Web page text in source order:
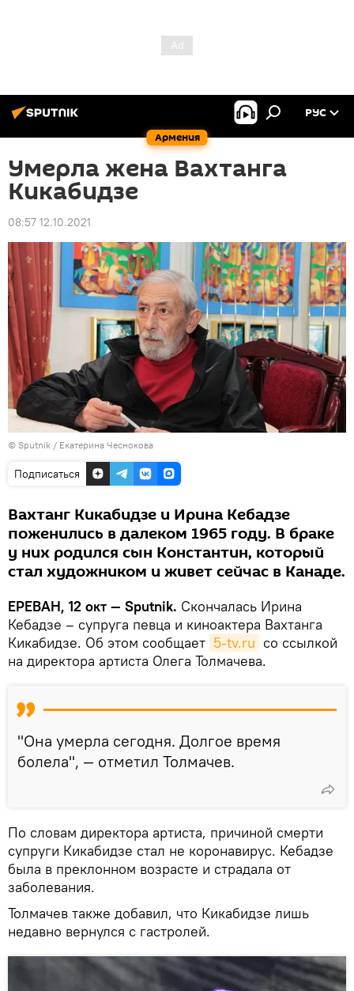
Армения
РУС
Умерла жена Вахтанга
Кикабидзе
08:57 12.10.2021
© Sputnik / Екатерина Чеснокова
Подписаться
Вахтанг Кикабидзе и Ирина Кебадзе
поженились в далеком 1965 году. В браке
у них родился сын Константин, который
стал художником и живет сейчас в Канаде.
ЕРЕВАН, 12 окт — Sputnik. Скончалась Ирина
Кебадзе – супруга певца и киноактера Вахтанга
Кикабидзе. Об этом сообщает 5-tv.ru со ссылкой
на директора артиста Олега Толмачева.
"Она умерла сегодня. Долгое время
болела", — отметил Толмачев.
По словам директора артиста, причиной смерти
супруги Кикабидзе стал не коронавирус. Кебадзе
была в преклонном возрасте и страдала от
заболевания.
Толмачев также добавил, что Кикабидзе лишь
недавно вернулся с гастролей.